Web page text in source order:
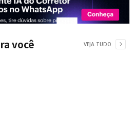
você VEJA TUDO